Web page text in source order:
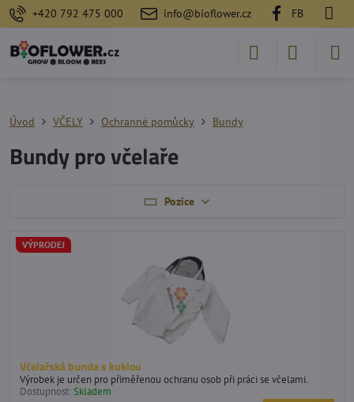
+420 792 475 000 info@bioflower.cz FB
Úvod VČELY Ochranné pomůcky Bundy
Bundy pro včelaře
Pozice
Včelařská bunda s kuklou
VÝPRODEJ
Výrobek je určen pro přiměřenou ochranu osob při práci se včelami.
Dostupnost:Skladem